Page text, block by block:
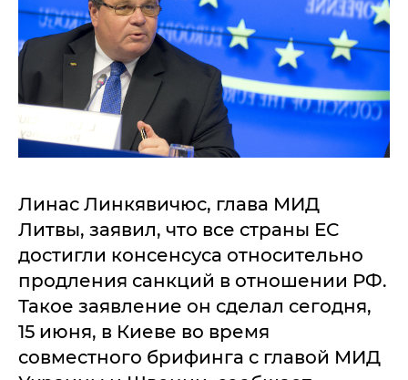
Линас Линкявичюс, глава МИД
Литвы, заявил, что все страны ЕС
достигли консенсуса относительно
продления санкций в отношении РФ.
Такое заявление он сделал сегодня,
15 июня, в Киеве во время
совместного брифинга с главой МИД